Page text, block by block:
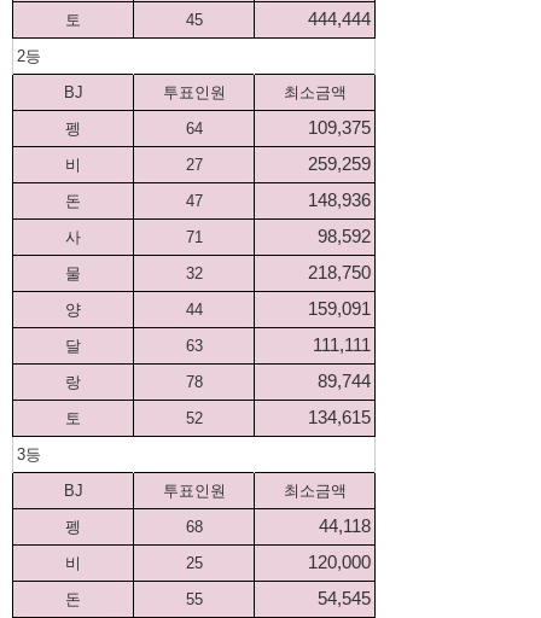
토 45 444,444
2등
BJ
투표인원
최소금액
펭
64 109,375
비 27 259,259
돈 47 148,936
사 71 98,592
물 32 218,750
양 44 159,091
달 63 111,111
랑 78 89,744
토 52 134,615
3등
BJ
투표인원
최소금액
펭
68 44,118
비 25 120,000
돈 55 54,545